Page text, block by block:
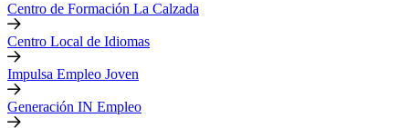
Centro de Formación La Calzada
Centro Local de Idiomas
Impulsa Empleo Joven
Generación IN Empleo